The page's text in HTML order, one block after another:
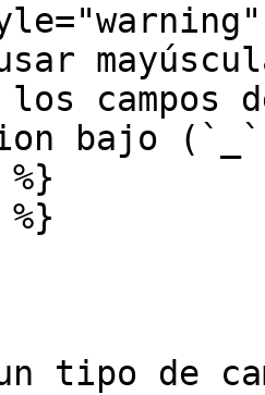
los campos
bajo
tipo de